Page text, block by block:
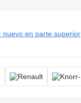
nuevo en parte superior